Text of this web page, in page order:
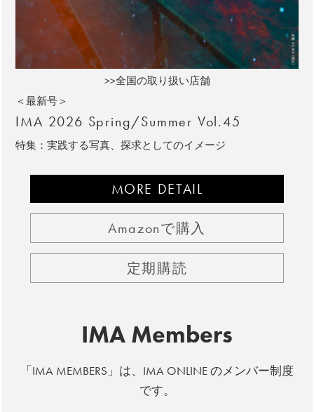
>>全国の取り扱い店舗
＜最新号＞
IMA 2026 Spring/Summer Vol.45
特集：実践する写真、探求としてのイメージ
MORE DETAIL
Amazonで購入
定期購読
IMA Members
「IMA MEMBERS」は、IMA ONLINE のメンバー制度
です。